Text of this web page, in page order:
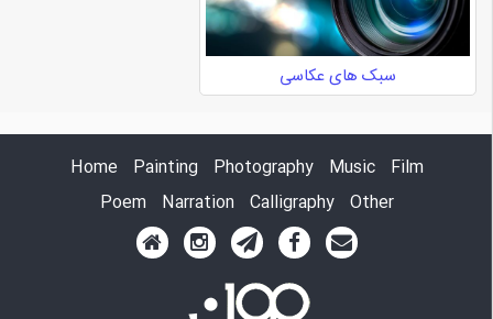
سبک های عکاسی
Home Painting Photography Music
Film
Poem
Narration Calligraphy Other